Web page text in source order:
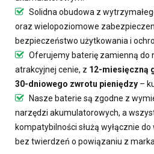
Solidna obudowa z
oraz wielopoziomowe
bezpieczeństwo użytkowania i
Oferujemybaterię zamienną do
atrakcyjnej cenie, z 12-miesięczną
30-dniowego zwrotu pieniędzy –
Nasze baterie są zgodne z
narzędzi akumulatorowych, a
kompatybilności służą wyłącznie
bez twierdzeń o powiązaniu z